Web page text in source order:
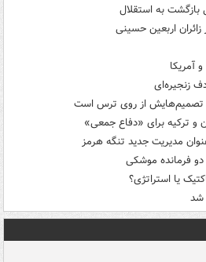
بازگشت به استقلال
اربعین حسینی
آمریکا
تصمیم‌هایش از روی ترس است
و ترکیه برای «دفاع جمعی»
مدیریت جدید تنگه هرمز
فرمانده‌ موشکی
یا استراتژی؟
شد